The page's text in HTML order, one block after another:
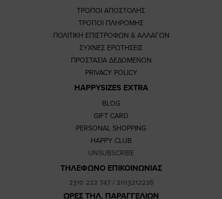
ΤΡΟΠΟΙ ΑΠΟΣΤΟΛΗΣ
ΤΡΟΠΟΙ ΠΛΗΡΩΜΗΣ
ΠΟΛΙΤΙΚΗ ΕΠΙΣΤΡΟΦΩΝ & ΑΛΛΑΓΩΝ
ΣΥΧΝΕΣ ΕΡΩΤΗΣΕΙΣ
ΠΡΟΣΤΑΣΙΑ ΔΕΔΟΜΕΝΩΝ
PRIVACY POLICY
HAPPYSIZES EXTRA
BLOG
GIFT CARD
PERSONAL SHOPPING
HAPPY CLUB
UNSUBSCRIBE
ΤΗΛΕΦΩΝΟ ΕΠΙΚΟΙΝΩΝΙΑΣ
2310 222 747/ 2103212226
ΩΡΕΣ ΤΗΛ. ΠΑΡΑΓΓΕΛΙΩΝ